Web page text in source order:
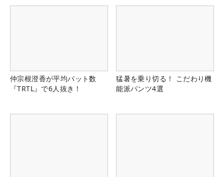
仲宗根澄香が平均パット数
『TRTL』で6人抜き！
猛暑を乗り切る！ こだわり機
能派パンツ4選